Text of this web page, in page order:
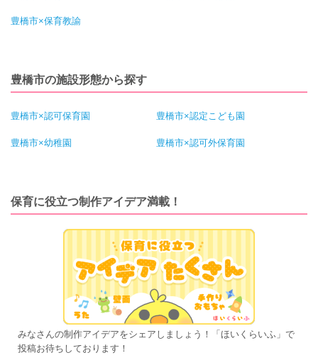
豊橋市×保育教諭
豊橋市の施設形態から探す
豊橋市×認可保育園 豊橋市×認定こども園
豊橋市×幼稚園 豊橋市×認可外保育園
保育に役立つ制作アイデア満載！
みなさんの制作アイデアをシェアしましょう！「ほいくらいふ」で
投稿お待ちしております！